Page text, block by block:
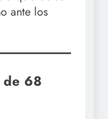
ante los
de 68